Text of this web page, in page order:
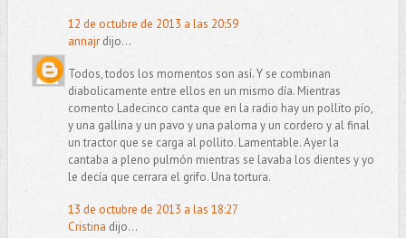
12 de octubre de 2013 a las 20:59
annajrdijo...
Todos, todos los momentos son así. Y se combinan
diabolicamente entre ellos en un mismo día. Mientras
comento Ladecinco canta que en la radio hay un pollito pío,
y una gallina y un pavo y una paloma y un cordero y al final
un tractor que se carga al pollito. Lamentable. Ayer la
cantaba a pleno pulmón mientras se lavaba los dientes y yo
le decía que cerrara el grifo. Una tortura.
13 de octubre de 2013 a las 18:27
Cristina dijo...